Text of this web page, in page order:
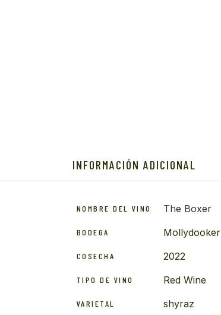
INFORMACIÓN ADICIONAL
NOMBRE DEL VINO The Boxer
BODEGA Mollydooker
COSECHA 2022
TIPO DE VINO Red Wine
VARIETAL shyraz